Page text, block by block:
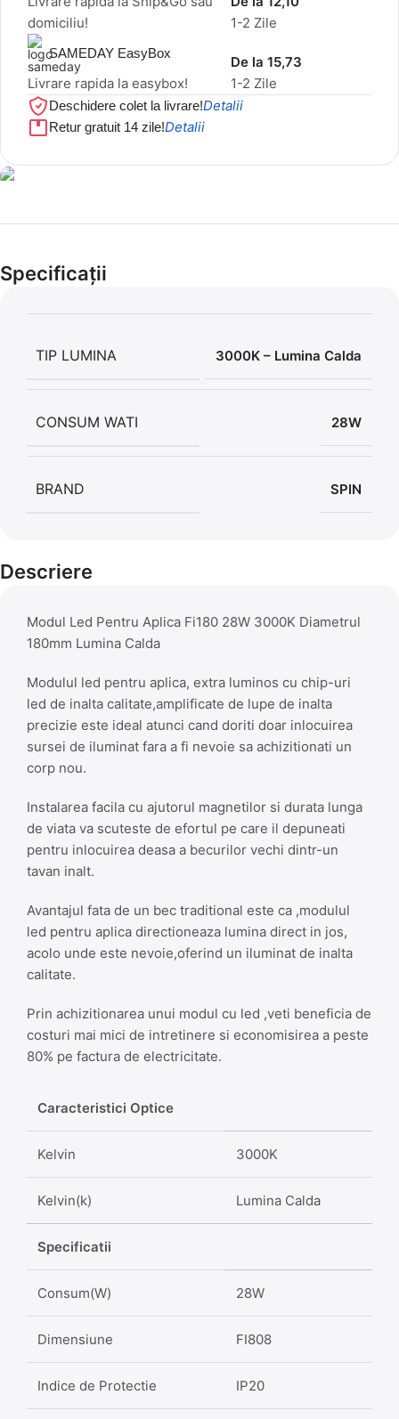
domiciliu!
1-2 Zile
SAMEDAY EasyBox
Livrare rapida la easybox! 1-2 Zile
De la 15,73
Deschidere colet la livrare!Detalii
Retur gratuit 14 zile!Detalii
Cel mai mic preț!
56,86 LEI
Specificații
TIP LUMINA 3000K – Lumina Calda
CONSUM WATI 28W
BRAND SPIN
Descriere
Modul Led Pentru Aplica Fi180 28W 3000K Diametrul
180mm Lumina Calda
Modulul led pentru aplica, extra luminos cu chip-uri
led de inalta calitate,amplificate de lupe de inalta
precizie este ideal atunci cand doriti doar inlocuirea
sursei de iluminat fara a fi nevoie sa achizitionati un
corp nou.
Instalarea facila cu ajutorul magnetilor si durata lunga
de viata va scuteste de efortul pe care il depuneati
pentru inlocuirea deasa a becurilor vechi dintr-un
tavan inalt.
Avantajul fata de un bec traditional este ca ,modulul
led pentru aplica directioneaza lumina direct in jos,
acolo unde este nevoie,oferind un iluminat de inalta
calitate.
Prin achizitionarea unui modul cu led ,veti beneficia de
costuri mai mici de intretinere si economisirea a peste
80% pe factura de electricitate.
Caracteristici Optice
Kelvin 3000K
Kelvin(k) Lumina Calda
Specificatii
Consum(W) 28W
Dimensiune FI808
Indice de Protectie IP20